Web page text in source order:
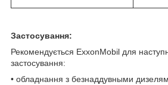
Застосування:
Рекомендується ExxonMobil для
застосування:
• обладнання з безнаддувными